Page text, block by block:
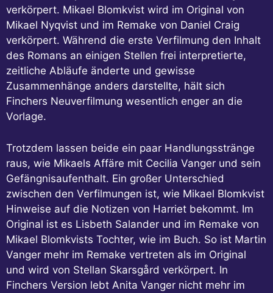
verkörpert. Mikael Blomkvist wird im Original von
Mikael Nyqvist und im Remake von Daniel Craig
verkörpert. Während die erste Verfilmung den Inhalt
des Romans an einigen Stellen frei interpretierte,
zeitliche Abläufe änderte und gewisse
Zusammenhänge anders darstellte, hält sich
Finchers Neuverfilmung wesentlich enger an die
Vorlage.
Trotzdem lassen beide ein paar Handlungsstränge
raus, wie Mikaels Affäre mit Cecilia Vanger und sein
Gefängnisaufenthalt. Ein großer Unterschied
zwischen den Verfilmungen ist, wie Mikael Blomkvist
Hinweise auf die Notizen von Harriet bekommt. Im
Original ist es Lisbeth Salander und im Remake von
Mikael Blomkvists Tochter, wie im Buch. So ist Martin
Vanger mehr im Remake vertreten als im Original
und wird von Stellan Skarsgård verkörpert. In
Finchers Version lebt Anita Vanger nicht mehr im